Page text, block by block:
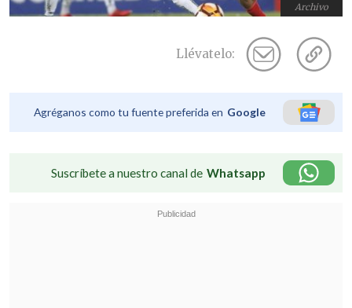
Archivo
Llévatelo:
Agréganos como tu fuente preferida en Google
Suscríbete a nuestro canal de Whatsapp